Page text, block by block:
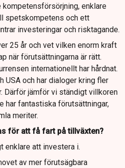
enklare
spetskompetens och ett
investeringar och risktagande.
25 år och vet vilken enorm kraft
när förutsättningarna är rätt.
internationellt har hårdnat.
USA och har dialoger kring fler
Därför jämför vi ständigt villkoren
har fantastiska förutsättningar,
meriter.
för att få fart på tillväxten?
enklare att investera i.
av mer förutsägbara